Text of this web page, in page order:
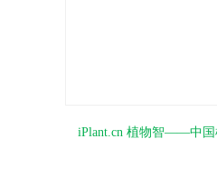
iPlant.cn 植物智——中国